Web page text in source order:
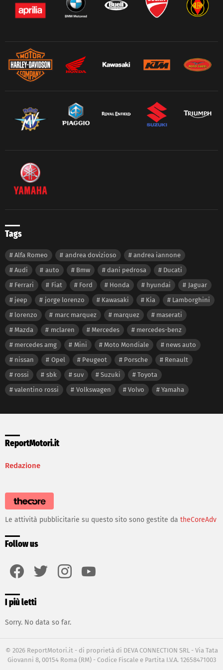
Tags
Alfa Romeo andrea dovizioso
andrea iannone
Audi
auto Bmw dani pedrosa
Ducati
Ferrari
Fiat Ford Honda hyundai
Jaguar
jeep
jorge lorenzo Kawasaki Kia
Lamborghini
lorenzo
marc marquez marquez
maserati
Mazda
mclaren Mercedes
mercedes-benz
mercedes amg
Mini Moto Mondiale
news auto
nissan
Opel Peugeot Porsche
Renault
rossi
sbk suv Suzuki
Toyota
valentino rossi
Volkswagen Volvo Yamaha
ReportMotori.it
Redazione
Le attività pubblicitarie su questo sito sono gestite da theCoreAdv
Follow us
I più letti
Sorry. No data so far.
© 2026 ReportMotori.it - di proprietà di DEVA CONNECTION SRL - Via Tata
Giovanni 8, 00154 Roma (RM) - Codice Fiscale e Partita I.V.A. 12658471003